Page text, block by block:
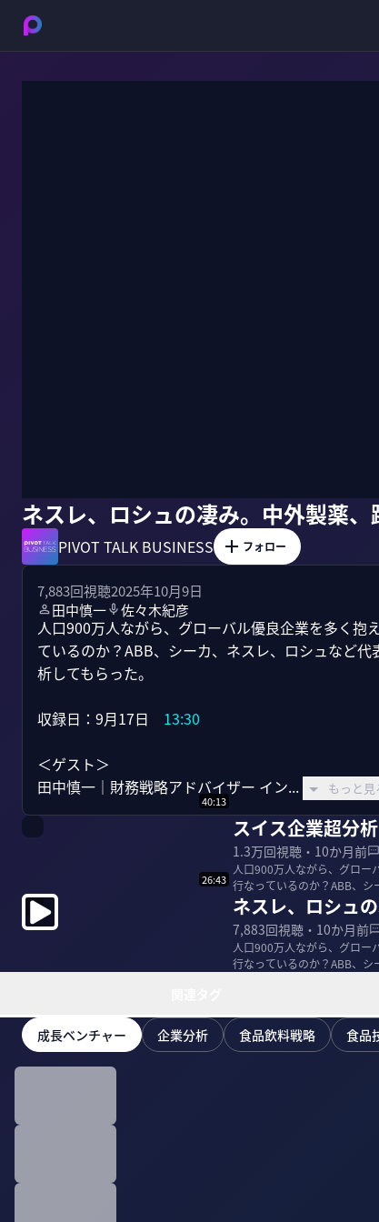
ネスレ、ロシュの凄み。中外製薬、
PIVOT TALK BUSINESS フォロー
7,883回視聴2025年10月9日
田中慎一
佐々木紀彦
人口900万人ながら、グローバル優良企業を多く抱
ているのか？ABB、シーカ、ネスレ、ロシュなど
析してもらった。
収録日：9月17日 13:30
＜ゲスト＞
田中慎一｜財務戦略アドバイザー イン...
もっと見
40:13
スイス企業超分
1.3万回視聴・ 10か月前
人口900万人ながら、グロー
行なっているのか？ABB、
慎一氏に分析...
26:43
ネスレ、ロシュ
7,883回視聴・ 10か月前
人口900万人ながら、グロー
行なっているのか？ABB、
成長ベンチャー 企業分析 食品飲料戦略 食品